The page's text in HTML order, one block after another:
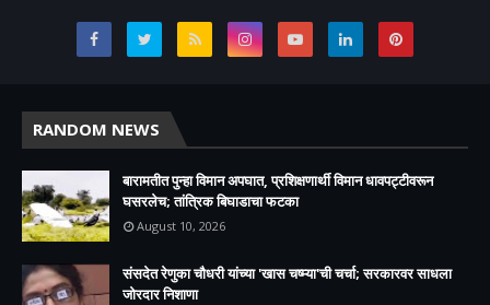
RANDOM NEWS
बारामतीत पुन्हा विमान अपघात, प्रशिक्षणार्थी विमान धावपट्टीवरून
घसरलेच; तांत्रिक बिघाडाचा फटका
August 10, 2026
संसदेत रेणुका चौधरी यांच्या 'खास चष्म्या'ची चर्चा; सरकारवर साधला
जोरदार निशाणा